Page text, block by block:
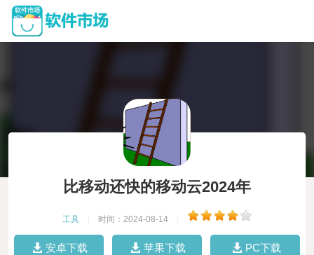
比移动还快的移动云2024年
工具 时间：2024-08-14
安卓下载 苹果下载 PC下载